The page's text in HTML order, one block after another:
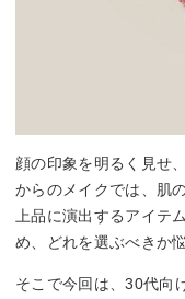
顔の印象を明るく見せ
からのメイクでは、肌
上品に演出するアイテ
め、どれを選ぶべきか
そこで今回は、30代向